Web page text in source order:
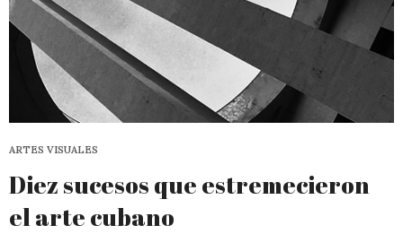
ARTES VISUALES
Diez sucesos que estremecieron
el arte cubano